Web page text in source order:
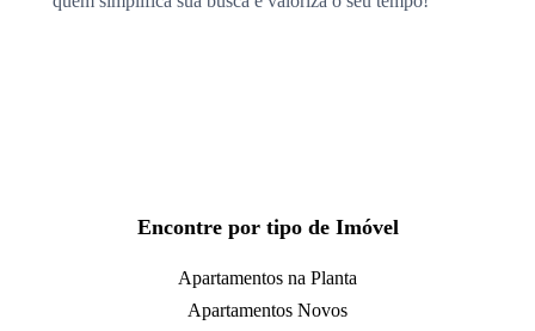
Encontre por tipo de Imóvel
Apartamentos na Planta
Apartamentos Novos